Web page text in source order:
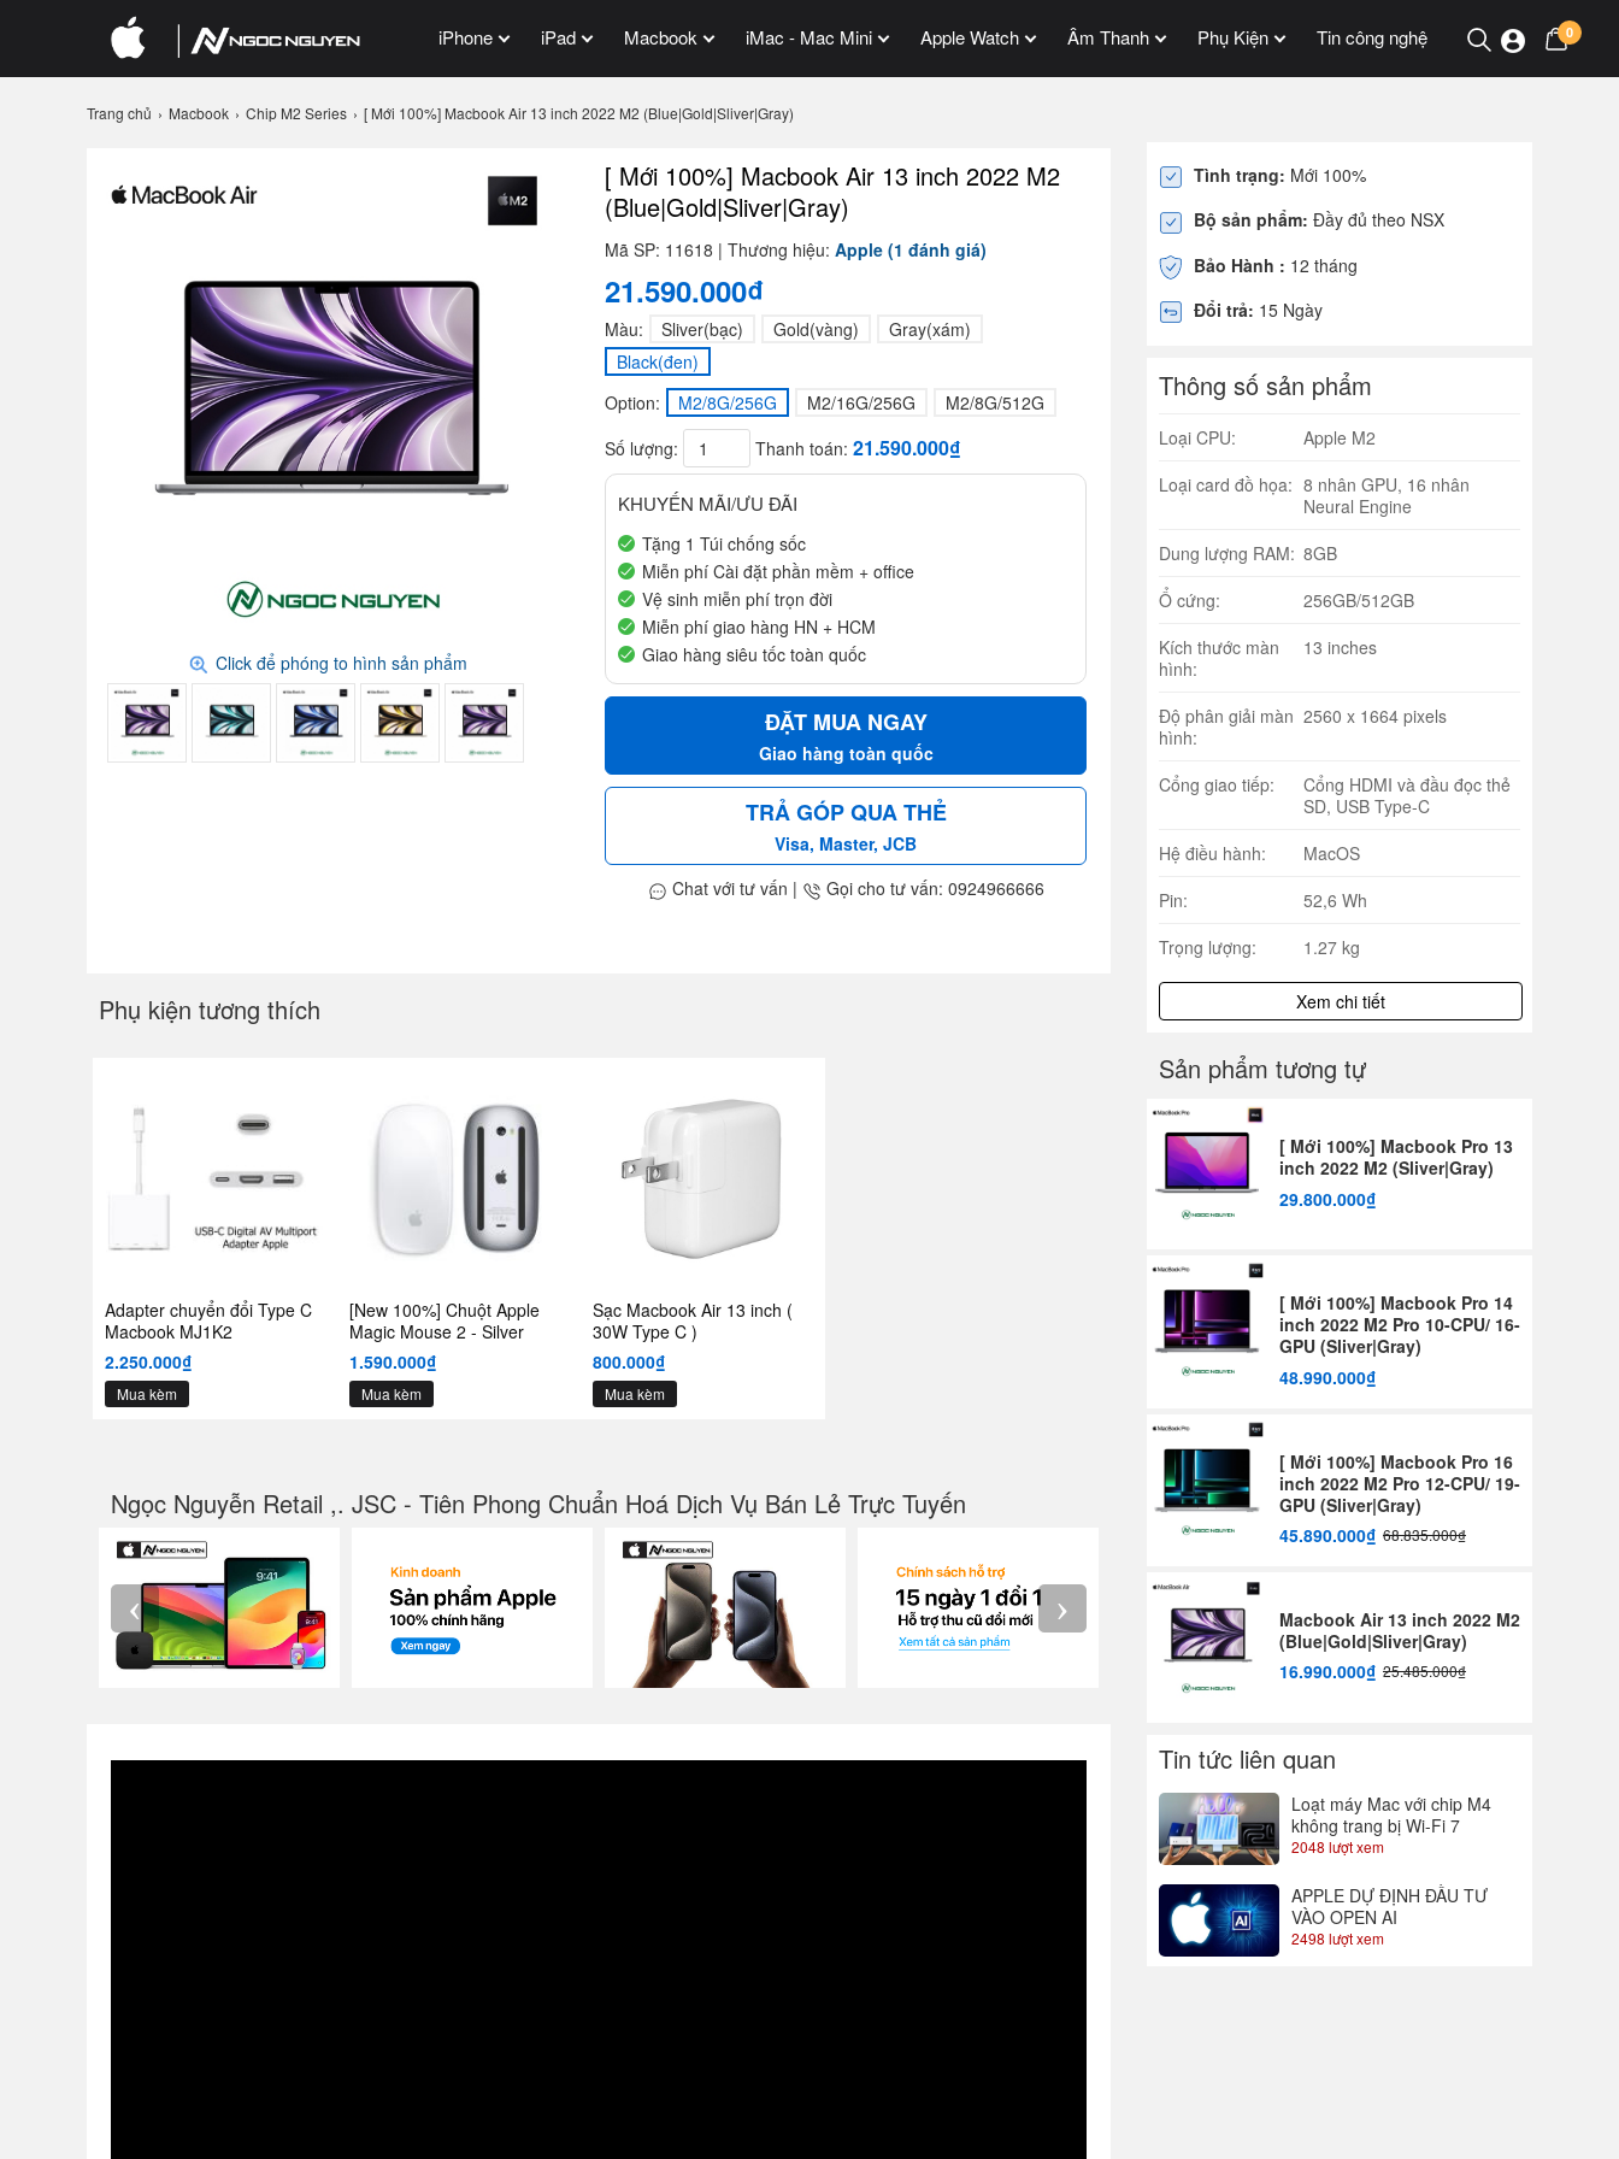
iPhone iPad Macbook iMac - Mac Mini Apple Watch Âm Thanh Phụ Kiện Tin công nghệ 0
Trang chủ Macbook Chip M2 Series [ Mới 100%] Macbook Air 13 inch 2022 M2 (Blue|Gold|Sliver|Gray)
Click để phóng to hình sản phẩm
[ Mới 100%] Macbook Air 13 inch 2022 M2
(Blue|Gold|Sliver|Gray)
Mã SP: 11618 | Thương hiệu: Apple (1 đánh giá)
21.590.000₫
Màu: Sliver(bạc) Gold(vàng)
Gray(xám)
Black(đen)
Option:
M2/8G/256G M2/16G/256G
M2/8G/512G
Số lượng:
Thanh toán: 21.590.000₫
KHUYẾN MÃI/ƯU ĐÃI
Tặng 1 Túi chống sốc
Miễn phí Cài đặt phần mềm + office
Vệ sinh miễn phí trọn đời
Miễn phí giao hàng HN + HCM
Giao hàng siêu tốc toàn quốc
ĐẶT MUA NGAY
Giao hàng toàn quốc
TRẢ GÓP QUA THẺ
Visa, Master, JCB
Chat với tư vấn | Gọi cho tư vấn: 0924966666
Phụ kiện tương thích
Adapter chuyển đổi Type C
Macbook MJ1K2
2.250.000₫
Mua kèm
[New 100%] Chuột Apple
Magic Mouse 2 - Silver
1.590.000₫
Mua kèm
Sạc Macbook Air 13 inch (
30W Type C )
800.000₫
Mua kèm
Ngọc Nguyễn Retail ,. JSC - Tiên Phong Chuẩn Hoá Dịch Vụ Bán Lẻ Trực Tuyến
‹ ›
Tình trạng: Mới 100%
Bộ sản phẩm: Đầy đủ theo NSX
Bảo Hành : 12 tháng
Đổi trả: 15 Ngày
Thông số sản phẩm
Loại CPU:
Apple M2
Loại card đồ họa: 8 nhân GPU, 16 nhân
Neural Engine
Dung lượng RAM: 8GB
Ổ cứng:
256GB/512GB
Kích thước màn
hình:
13 inches
Độ phân giải màn
hình:
2560 x 1664 pixels
Cổng giao tiếp:
Cổng HDMI và đầu đọc thẻ
SD, USB Type-C
Hệ điều hành:
MacOS
Pin:
52,6 Wh
Trọng lượng:
1.27 kg
Xem chi tiết
Sản phẩm tương tự
[ Mới 100%] Macbook Pro 13
inch 2022 M2 (Sliver|Gray)
29.800.000₫
[ Mới 100%] Macbook Pro 14
inch 2022 M2 Pro 10-CPU/ 16-
GPU (Sliver|Gray)
48.990.000₫
[ Mới 100%] Macbook Pro 16
inch 2022 M2 Pro 12-CPU/ 19-
GPU (Sliver|Gray)
45.890.000₫ 68.835.000₫
Macbook Air 13 inch 2022 M2
(Blue|Gold|Sliver|Gray)
16.990.000₫ 25.485.000₫
Tin tức liên quan
Loạt máy Mac với chip M4
không trang bị Wi-Fi 7
2048 lượt xem
APPLE DỰ ĐỊNH ĐẦU TƯ
VÀO OPEN AI
2498 lượt xem